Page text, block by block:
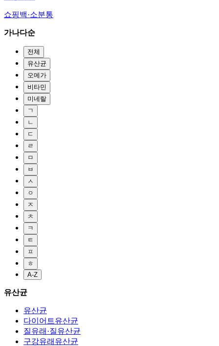
쇼핑백·소분통
가나다순
전체
유산균
오메가
비타민
미네랄
ㄱ
ㄴ
ㄷ
ㄹ
ㅁ
ㅂ
ㅅ
ㅇ
ㅈ
ㅊ
ㅋ
ㅌ
ㅍ
ㅎ
A-Z
유산균
유산균
다이어트유산균
질유래·질유산균
구강유래유산균